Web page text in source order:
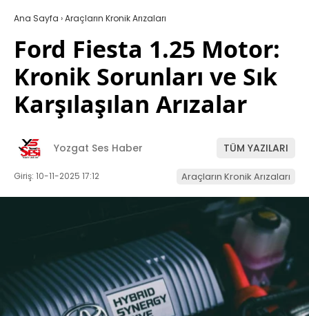
Ana Sayfa ›Araçların Kronik Arızaları
Ford Fiesta 1.25 Motor:
Kronik Sorunları ve Sık
Karşılaşılan Arızalar
Yozgat Ses Haber TÜM YAZILARI
Giriş: 10-11-2025 17:12 Araçların Kronik Arızaları